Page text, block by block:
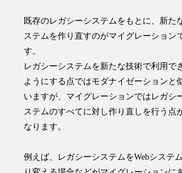
既存のレガシーシステムをもとに、新た
ステムを作り直すのがマイグレーション
す。
レガシーシステムを新たな技術で利用で
ようにする点ではモダナイゼーションと
いますが、マイグレーションではレガシ
ステムのすべてに対し作り直しを行う点
なります。
例えば、レガシーシステムをWebシステ